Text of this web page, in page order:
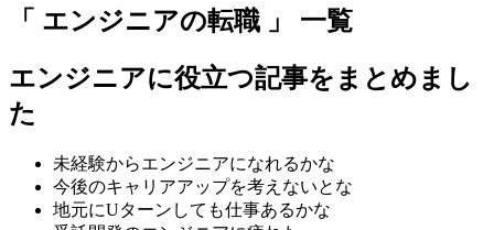
「 エンジニアの転職 」 一覧
エンジニアに役立つ記事をまとめまし
た
未経験からエンジニアになれるかな
今後のキャリアアップを考えないとな
地元にUターンしても仕事あるかな